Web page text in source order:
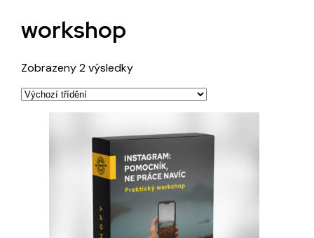
workshop
Zobrazeny 2 výsledky